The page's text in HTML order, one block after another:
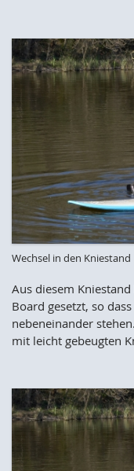
Wechsel in den Kniestand
Aus diesem
Board gesetzt, so
nebeneinander
mit leicht gebeugten